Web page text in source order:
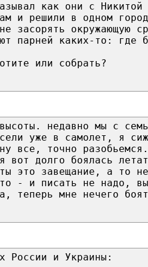
как они с Никитой
и решили в одном
засорять окружающую
парней каких-то: где
или собрать?
недавно мы с
уже в самолет, я
все, точно
долго боялась
это завещание, а то
- и писать не надо,
теперь мне нечего
России и Украины: